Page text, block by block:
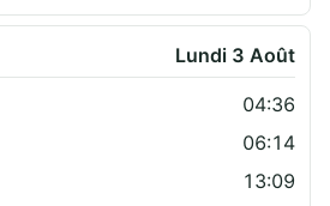
Lundi 3 Août
04:36
06:14
13:09